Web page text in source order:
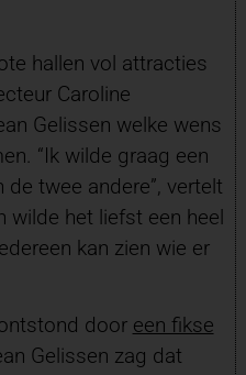
hallen vol attracties
Caroline
Gelissen welke wens
“Ik wilde graag een
twee andere”, vertelt
wilde het liefst een heel
kan zien wie er
door een fikse
Gelissen zag dat